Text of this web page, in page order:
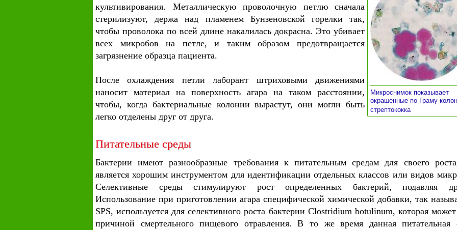
Микроснимок показывает
окрашенные по Граму
стрептококка
культивирования. Металлическую проволочную петлю сначала
стерилизуют, держа над пламенем Бунзеновской горелки так,
чтобы проволока по всей длине накалилась докрасна. Это убивает
всех микробов на петле, и таким образом предотвращается
загрязнение образца пациента.
После охлаждения петли лаборант штриховыми движениями
наносит материал на поверхность агара на таком расстоянии,
чтобы, когда бактериальные колонии вырастут, они могли быть
легко отделены друг от друга.
Питательные среды
Бактерии имеют разнообразные требования к питательным средам для своего
является хорошим инструментом для идентификации отдельных классов или видов
Селективные среды стимулируют рост определенных бактерий, подавляя
Использование при приготовлении агара специфической химической добавки, так
SPS, используется для селективного роста бактерии Clostridium botulinum, которая
причиной смертельного пищевого отравления. В то же время данная питательная